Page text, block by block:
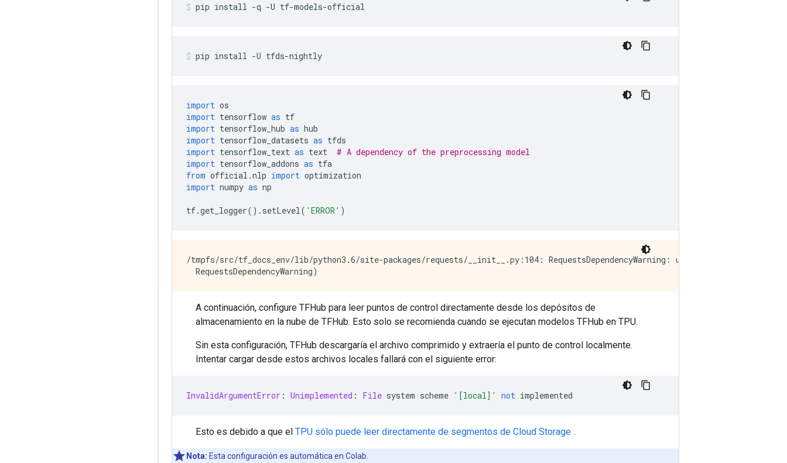
pip install -q -U tf-models-official
pip install -U tfds-nightly
import os
import tensorflow as tf
import tensorflow_hub as hub
import tensorflow_datasets as tfds
import tensorflow_text as text # A dependency of the preprocessing model
import tensorflow_addons as tfa
from official .nlp import optimization
import numpy as np
tf.get_logger(). setLevel( 'ERROR' )
/tmpfs/src/tf_docs_env/lib/python3.6/site-packages/requests/__init__.py:104: RequestsDependencyWarning: urllib3 (1.26.7) or
A continuación, configure TFHub para leer puntos de control directamente desde los depósitos de
almacenamiento en la nube de TFHub. Esto solo se recomienda cuando se ejecutan modelos TFHub en TPU.
Sin esta configuración, TFHub descargaría el archivo comprimido y extraería el punto de control localmente.
Intentar cargar desde estos archivos locales fallará con el siguiente error:
InvalidArgumentError : Unimplemented : File system scheme '[local]' not implemented
Esto es debido a que el TPU sólo puede leer directamente de segmentos de Cloud Storage .
Nota: Esta configuración es automática en Colab.